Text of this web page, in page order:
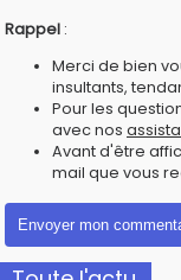
Rappel :
Merci de bien
insultants,
Pour les
avec nos
Avant d'être
mail que vous